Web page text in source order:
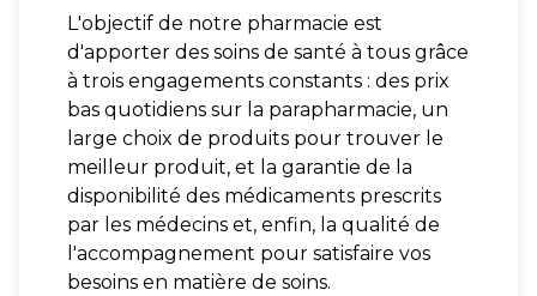
L'objectif de notre pharmacie est
d'apporter des soins de santé à tous grâce
à trois engagements constants : des prix
bas quotidiens sur la parapharmacie, un
large choix de produits pour trouver le
meilleur produit, et la garantie de la
disponibilité des médicaments prescrits
par les médecins et, enfin, la qualité de
l'accompagnement pour satisfaire vos
besoins en matière de soins.